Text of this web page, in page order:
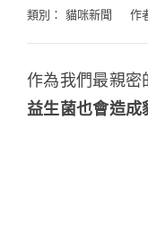
類別： 貓咪新聞 作
作為我們最親密
益生菌也會造成